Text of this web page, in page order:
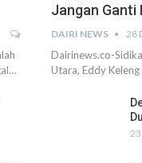
Jangan Ganti
DAIRI NEWS 28
Dairinews.co-
Utara, Eddy